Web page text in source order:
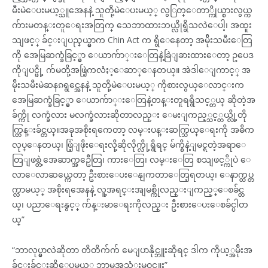
မီးမဲေပးမယ့္သူအေနနဲ့ သူတို့မဲေပးမယ့္ လွြတ္ေတာ္ကိုယ္စားလွယ္က
က်ားမတန္းတူေရးအတြက္ သေဘာထားဘယ္လိုရွိသလဲေပါ့၊ အထူး
သျဖင့္ ခ်င္းျပည္နယ္မွာက Chin Act က ရွိေနေတာ့ အမ်ိုးသမီးေတြ
ကို အေမြဆက္ခံခြင့္မွာ ေယာက်ာ္းေတြနဲ့ခြဲျခားထားေတာ့ ဥပေဒ
ကိုျပင္ဖို့ က်မတို့အဖြဲ့ကလံႈ့ေဆာ္ေနတယ္။ အဲဒါေျကာင့္ အ
မ်ိုးသမီးမဲဆနၵရွင္အေနနဲ့ သူတို့မဲေပးမယ့္ ကိုစားလွယ္ေလာင္းက
အေမြဆက္ခံခြင့္မွာ ေယာက်ာ္းေတြနဲ့တန္းတူရရွိသင့္တယ္ ဆိုတဲ့အ
ခ်က္ကို လက္ခံလား မလက္ခံလားဆိုတာလည္း ေမးျကည့္သင့္တယ္လို့တို
က္တြန္းခ်င္တယ္။အခုအစိုးရကေတာ့ လမ္းပန္းဆက္သြယ္ေရးကို အဓိက
လုပ္ေနတယ္၊ ဖြံ့ျဖိုးေရးလို့ဆိုလိုက္လို့ရွိရင္ မ်က္စိနဲ့ျမင္ရတဲ့အရာေ
တြျဖစ္တဲ့အေဆာက္အဦေတြ၊ ကားေတြ၊ လမ္းေတြ စသျဖင့္ကိုပဲ ေ
လာေလာဆယ္ကေတာ့ ဦးစားေပးေနျကတာေတြ့ရတယ္၊ ေနာက္ထပ္တ
က္လာမယ့္ အစိုးရအေနနဲ့ လူ့အရင္းအျမစ္ကိုလည္းျကည့္ေစခ်င္တ
ယ္၊ ပညာေရးနွင့္ က်န္းမာေရးကိုလည္း ဦးစားေပးေစခ်င္ပါတ
ယ္”
“ဘာလုပ္မွာလဲဆိုတာ တိတိက်က် မေျပာနိုင္ဘူးဆိုရင္ ဒါက ကိုယ့္အမ်ိုးအ
ခ်င္းခ်င္းဆိုေပမယ့္ ဘာမွအသံုးမဝင္ဘူး”